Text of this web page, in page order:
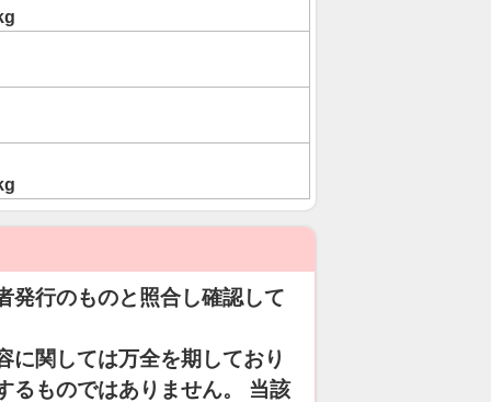
発行のものと照合し確認して
に関しては万全を期しており
るものではありません。 当該